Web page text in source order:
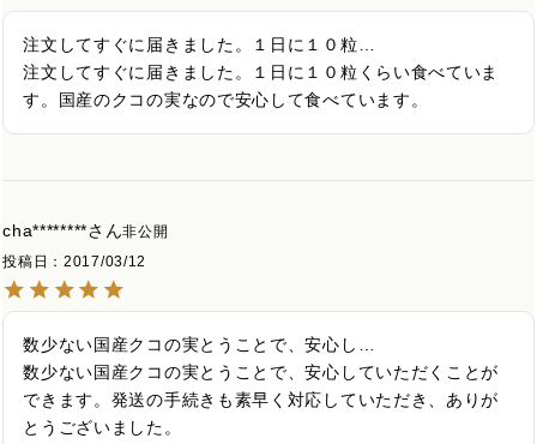
注文してすぐに届きました。１日に１０粒…
注文してすぐに届きました。１日に１０粒くらい食べていま
す。国産のクコの実なので安心して食べています。
cha********
非公開
投稿日
2017/03/12
数少ない国産クコの実とうことで、安心し…
数少ない国産クコの実とうことで、安心していただくことが
できます。発送の手続きも素早く対応していただき、ありが
とうございました。